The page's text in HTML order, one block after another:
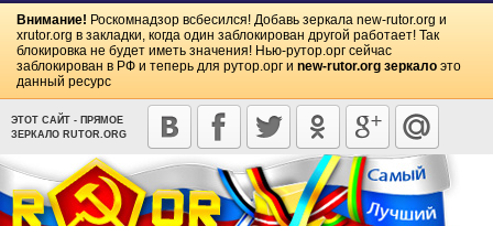
Внимание! Роскомнадзор всбесился! Добавь зеркала new-rutor.org и
xrutor.org в закладки, когда один заблокирован другой работает! Так
блокировка не будет иметь значения! Нью-рутор.орг сейчас
заблокирован в РФ и теперь для рутор.орг и new-rutor.org зеркало это
данный ресурс
ЭТОТ САЙТ - ПРЯМОЕ
ЗЕРКАЛО RUTOR.ORG